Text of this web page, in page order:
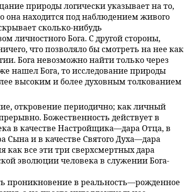
природы логически указывает на то,
она находится под наблюдением живого
сколько-нибудь
личностного Бога. С другой стороны,
что позволяло бы смотреть на нее как
Бога невозможно найти только через
нашел Бога, то исследование природы
высоким и более духовным толкованием
откровение периодично; как личный
Божественность действует в
в качестве Настройщика—дара Отца, в
Сына и в качестве Святого Духа—дара
как все эти три сверхсмертных дара
эволюции человека в служении Бога-
проникновение в реальность—рожденное